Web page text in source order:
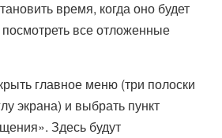
время, когда оно будет
все отложенные
главное меню (три полоски
экрана) и выбрать пункт
Здесь будут